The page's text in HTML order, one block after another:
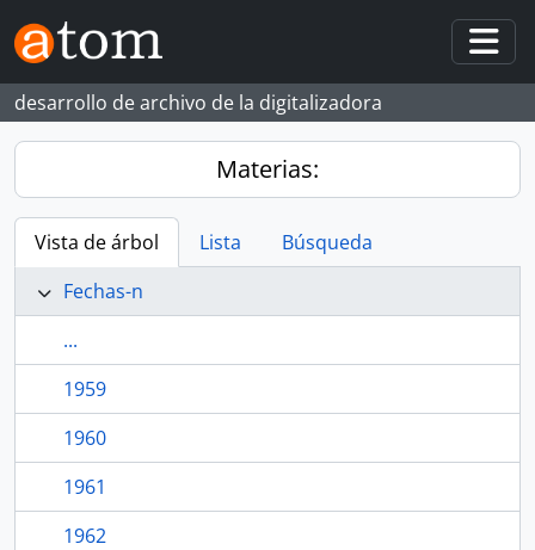
Skip to main content
desarrollo de archivo de la digitalizadora
Materias:
Vista de árbol Lista
Búsqueda
Fechas-n
...
1959
1960
1961
1962